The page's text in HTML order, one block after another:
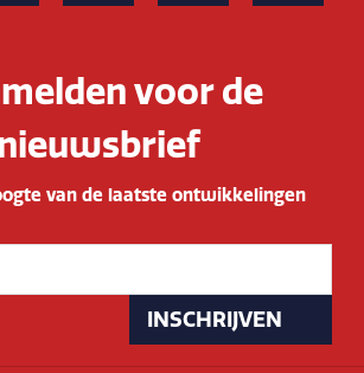
voor de
van de laatste ontwikkelingen
INSCHRIJVEN